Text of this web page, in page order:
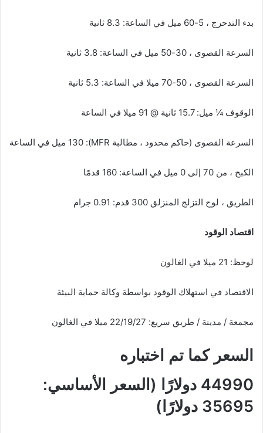
بدء التدحرج ، 5-60 ميل في الساعة: 8.3 ثانية
السرعة القصوى ، 30-50 ميل في الساعة: 3.8 ثانية
السرعة القصوى ، 50-70 ميلا في الساعة: 5.3 ثانية
الوقوف ¼ ميل: 15.7 ثانية @ 91 ميلا في الساعة
السرعة القصوى (حاكم محدود ، مطالبة MFR): 130 ميل في الساعة
الكبح ، من 70 إلى 0 ميل في الساعة: 160 قدمًا
الطريق ، لوح التزلج المنزلق 300 قدم: 0.91 جرام
اقتصاد الوقود
لوحظ: 21 ميلا في الغالون
الاقتصاد في استهلاك الوقود بواسطة وكالة حماية البيئة
مجمعة / مدينة / طريق سريع: 22/19/27 ميلا في الغالون
السعر كما تم اختباره
44990 دولارًا (السعر الأساسي:
35695 دولارًا)